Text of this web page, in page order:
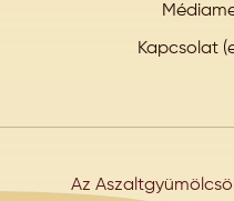
Kapcsolat
Az